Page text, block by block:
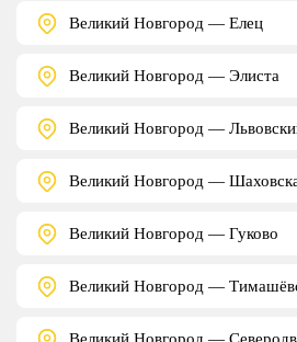
Великий Новгород — Елец
Великий Новгород — Элиста
Великий Новгород —
Великий Новгород —
Великий Новгород — Гуково
Великий Новгород —
Великий Новгород —